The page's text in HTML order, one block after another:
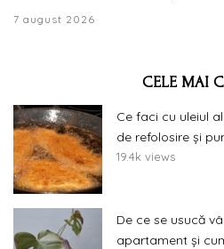
7 august 2026
CELE MAI
Ce faci cu uleiul
de refolosire și
19.4k views
De ce se usucă
apartament și